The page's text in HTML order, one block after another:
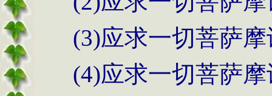
(3)应求一切菩萨
(4)应求一切菩萨